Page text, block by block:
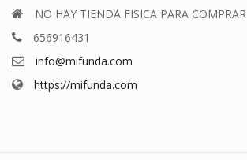
NO HAY TIENDA FISICA PARA COMPRAR
656916431
info@mifunda.com
https://mifunda.com